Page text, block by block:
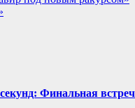
Финальная